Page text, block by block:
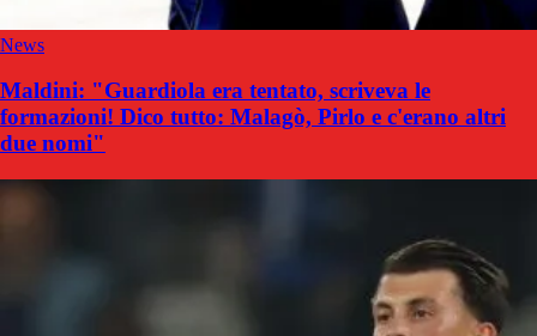
News
Maldini: "Guardiola era tentato, scriveva le
formazioni! Dico tutto: Malagò, Pirlo e c'erano altri
due nomi"